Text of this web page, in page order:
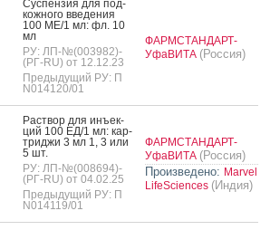
Сус­пензия для под­
кожно­го вве­дения
100 МЕ/1 мл: фл. 10
мл
РУ: ЛП-№(003982)-
(РГ-RU) от 12.12.23
Предыдущий РУ: П
N014120/01
ФАРМСТАНДАРТ-
УфаВИТА (Россия)
Рас­твор для инъ­ек­
ций 100 ЕД/1 мл: кар­
трид­жи 3 мл 1, 3 или
5 шт.
РУ: ЛП-№(008694)-
(РГ-RU) от 04.02.25
Предыдущий РУ: П
N014119/01
ФАРМСТАНДАРТ-
УфаВИТА (Россия)
Произведено: Marvel
LifeSciences (Индия)